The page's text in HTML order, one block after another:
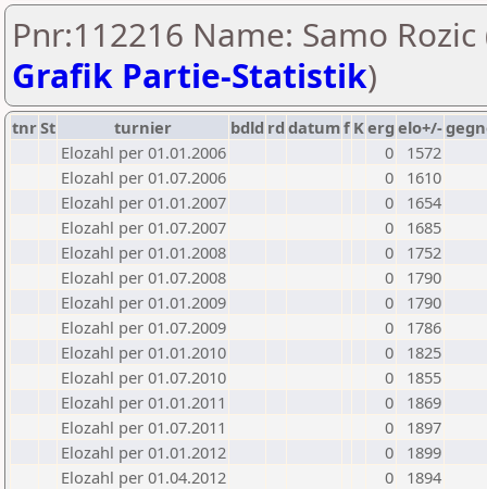
Pnr:112216 Name: Samo Rozic
Grafik Partie-Statistik)
tnrSt turnier bdld rd datumf Kerg elo+/-
Elozahl per 01.01.2006
0
1572
Elozahl per 01.07.2006
0
1610
Elozahl per 01.01.2007
0
1654
Elozahl per 01.07.2007
0
1685
Elozahl per 01.01.2008
0
1752
Elozahl per 01.07.2008
0
1790
Elozahl per 01.01.2009
0
1790
Elozahl per 01.07.2009
0
1786
Elozahl per 01.01.2010
0
1825
Elozahl per 01.07.2010
0
1855
Elozahl per 01.01.2011
0
1869
Elozahl per 01.07.2011
0
1897
Elozahl per 01.01.2012
0
1899
Elozahl per 01.04.2012
0
1894